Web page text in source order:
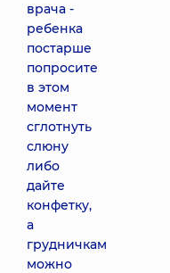
врача -
ребенка
постарше
попросите
в этом
момент
сглотнуть
слюну
либо
дайте
конфетку,
а
грудничкам
можно